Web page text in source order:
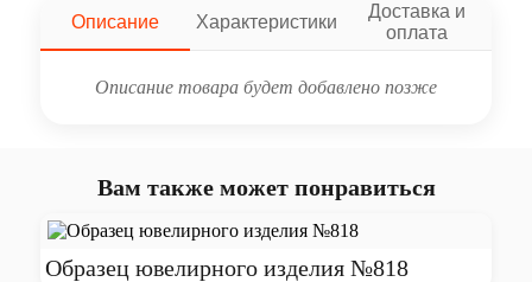
Описание Характеристики
Доставка и
оплата
Описание товара будет добавлено позже
Вам также может понравиться
Образец ювелирного изделия №818